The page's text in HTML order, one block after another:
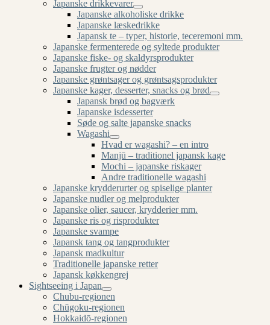
Japanske drikkevarer
Japanske alkoholiske drikke
Japanske læskedrikke
Japansk te – typer, historie, teceremoni mm.
Japanske fermenterede og syltede produkter
Japanske fiske- og skaldyrsprodukter
Japanske frugter og nødder
Japanske grøntsager og grøntsagsprodukter
Japanske kager, desserter, snacks og brød
Japansk brød og bagværk
Japanske isdesserter
Søde og salte japanske snacks
Wagashi
Hvad er wagashi? – en intro
Manjū – traditionel japansk kage
Mochi – japanske riskager
Andre traditionelle wagashi
Japanske krydderurter og spiselige planter
Japanske nudler og melprodukter
Japanske olier, saucer, krydderier mm.
Japanske ris og risprodukter
Japanske svampe
Japansk tang og tangprodukter
Japansk madkultur
Traditionelle japanske retter
Japansk køkkengrej
Sightseeing i Japan
Chubu-regionen
Chūgoku-regionen
Hokkaidō-regionen